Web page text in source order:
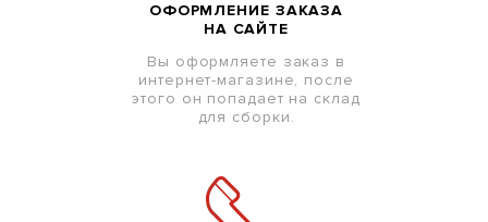
ОФОРМЛЕНИЕ ЗАКАЗА
НА САЙТЕ
Вы оформляете заказ в
интернет-магазине, после
этого он попадает на склад
для сборки.